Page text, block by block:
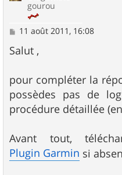
gourou
M
s
s
g
e
11 août 2011, 16:08
Salut ,
pour compléter la
possèdes pas de
procédure détaillée
Avant tout,
Plugin Garmin si